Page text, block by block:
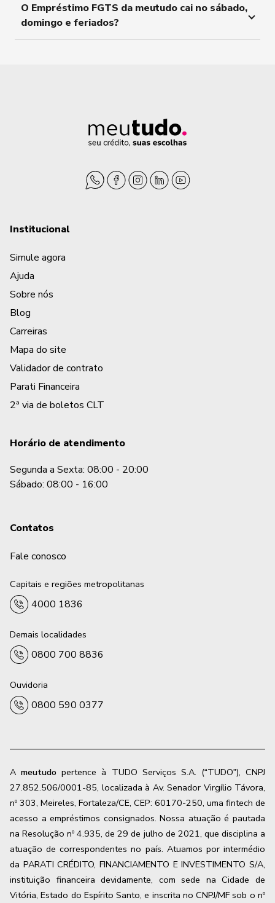
O Empréstimo FGTS da meutudo cai no sábado,
domingo e feriados?
Institucional
Simule agora
Ajuda
Sobre nós
Blog
Carreiras
Mapa do site
Validador de contrato
Parati Financeira
2ª via de boletos CLT
Horário de atendimento
Segunda a Sexta: 08:00 - 20:00
Sábado: 08:00 - 16:00
Contatos
Fale conosco
Capitais e regiões metropolitanas
4000 1836
Demais localidades
0800 700 8836
Ouvidoria
0800 590 0377
Ameutudo pertence à TUDO Serviços S.A. (“TUDO”), CNPJ
27.852.506/0001-85, localizada à Av. Senador Virgílio Távora,
nº 303, Meireles, Fortaleza/CE, CEP: 60170-250, uma fintech de
acesso a empréstimos consignados. Nossa atuação é pautada
na Resolução nº 4.935, de 29 de julho de 2021, que disciplina a
atuação de correspondentes no país. Atuamos por intermédio
da PARATI CRÉDITO, FINANCIAMENTO E INVESTIMENTO S/A,
instituição financeira devidamente, com sede na Cidade de
Vitória, Estado do Espírito Santo, e inscrita no CNPJ/MF sob o nº